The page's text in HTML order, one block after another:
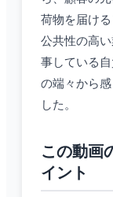
荷物を届ける
公共性の高
事している
の端々から感
した。
この動画
イント